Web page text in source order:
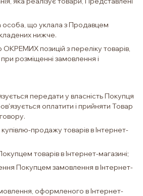
особа, що уклала з Продавцем
нижче.
ОКРЕМИХ позицій з переліку товарів,
розміщенні замовлення і
передати у власність Покупця
оплатити і прийняти Товар
продажу товарів в Інтернет-
товарів в Інтернет-магазині;
Покупцем замовлення в Інтернет-
оформленого в Інтернет-